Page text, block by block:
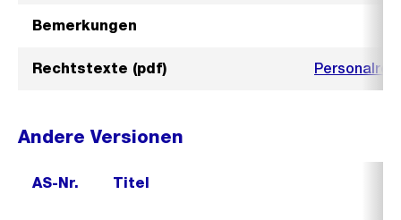
Bemerkungen
Rechtstexte (pdf)
Andere Versionen
AS-Nr. Titel